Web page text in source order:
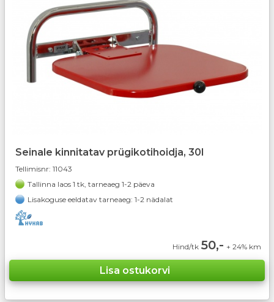
Seinale kinnitatav prügikotihoidja, 30l
Tellimisnr: 11043
Tallinna laos 1 tk, tarneaeg 1-2 päeva
Lisakoguse eeldatav tarneaeg: 1-2 nädalat
Hind/tk 50,- + 24% km